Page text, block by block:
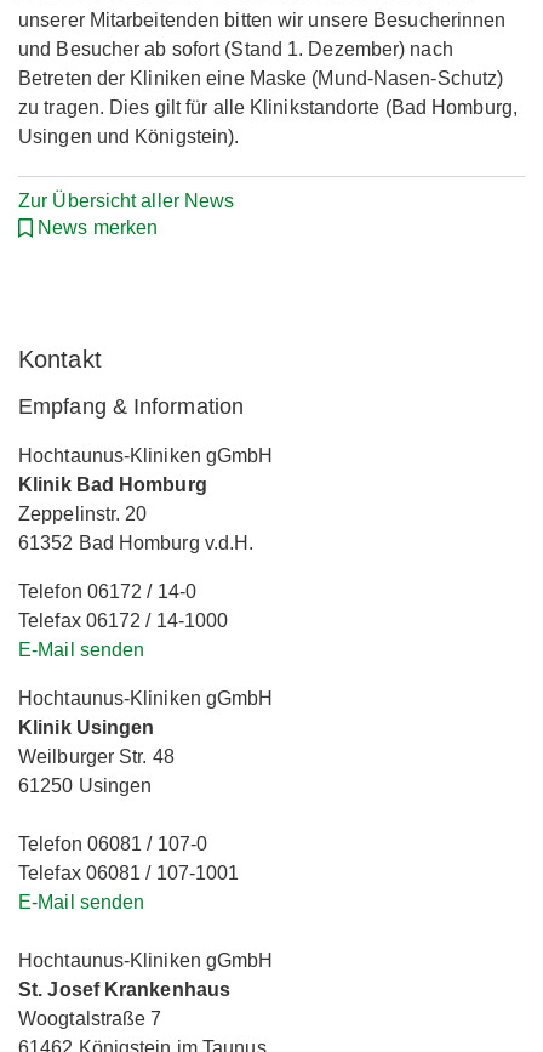
unserer Mitarbeitenden bitten wir unsere Besucherinnen
und Besucher ab sofort (Stand 1. Dezember) nach
Betreten der Kliniken eine Maske (Mund-Nasen-Schutz)
zu tragen. Dies gilt für alle Klinikstandorte (Bad Homburg,
Usingen und Königstein).
Zur Übersicht aller News
News merken
Kontakt
Empfang & Information
Hochtaunus-Kliniken gGmbH
Klinik Bad Homburg
Zeppelinstr. 20
61352 Bad Homburg v.d.H.
Telefon 06172 / 14-0
Telefax 06172 / 14-1000
E-Mail senden
Hochtaunus-Kliniken gGmbH
Klinik Usingen
Weilburger Str. 48
61250 Usingen
Telefon 06081 / 107-0
Telefax 06081 / 107-1001
E-Mail senden
Hochtaunus-Kliniken gGmbH
St. Josef Krankenhaus
Woogtalstraße 7
61462 Königstein im Taunus